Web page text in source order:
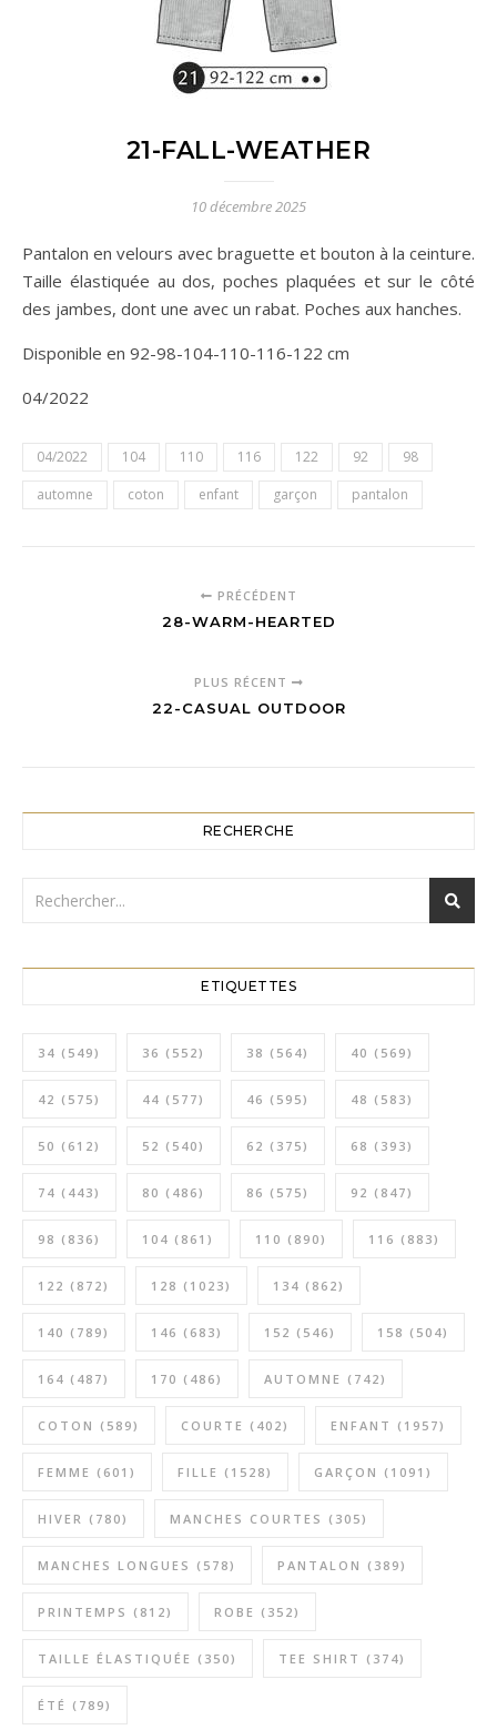
21-FALL-WEATHER
10 décembre 2025
Pantalon en velours avec braguette et bouton à la ceinture.
Taille élastiquée au dos, poches plaquées et sur le côté
des jambes, dont une avec un rabat. Poches aux hanches.
Disponible en 92-98-104-110-116-122 cm
04/2022
04/2022 104 110 116 122 92
98
automne
coton enfant garçon pantalon
PRÉCÉDENT
28-WARM-HEARTED
PLUS RÉCENT
22-CASUAL OUTDOOR
RECHERCHE
ETIQUETTES
34 (549) 36 (552) 38 (564) 40 (569)
42 (575) 44 (577) 46 (595) 48 (583)
50 (612) 52 (540) 62 (375) 68 (393)
74 (443) 80 (486) 86 (575) 92 (847)
98 (836) 104 (861) 110 (890) 116 (883)
122 (872) 128 (1023) 134 (862)
140 (789) 146 (683) 152 (546) 158 (504)
164 (487) 170 (486) AUTOMNE (742)
COTON (589) COURTE (402) ENFANT (1957)
FEMME (601) FILLE (1528) GARÇON (1091)
HIVER (780) MANCHES COURTES (305)
MANCHES LONGUES (578) PANTALON (389)
PRINTEMPS (812) ROBE (352)
TAILLE ÉLASTIQUÉE (350) TEE SHIRT (374)
ÉTÉ (789)